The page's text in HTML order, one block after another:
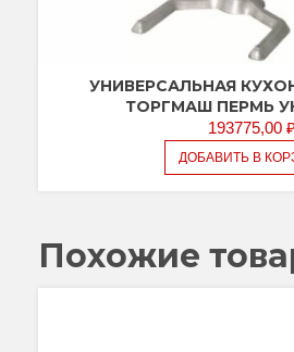
УНИВЕРСАЛЬНАЯ
ТОРГМАШ ПЕРМЬ
193775,00 ₽
ДОБАВИТЬ В
Похожие